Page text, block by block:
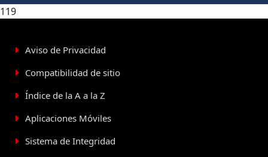
119
Aviso de Privacidad
Compatibilidad de sitio
Índice de la A a la Z
Aplicaciones Móviles
Sistema de Integridad